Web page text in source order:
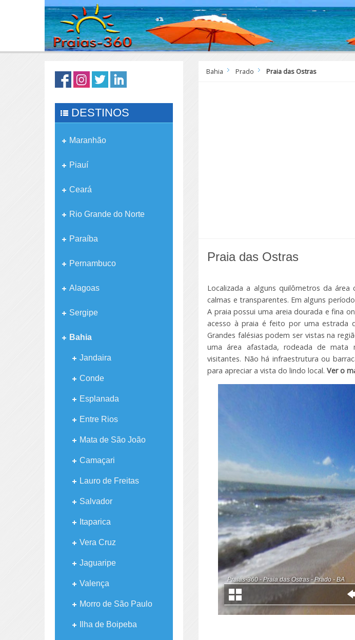
Bahia Prado Praia das Ostras
Praia das Ostras
Localizada a alguns quilômetros da
calmas e transparentes. Em alguns
A praia possui uma areia dourada e fina
acesso à praia é feito por uma estrada
Grandes falésias podem ser vistas na
uma área afastada, rodeada de mata
visitantes. Não há infraestrutura ou
para apreciar a vista do lindo local.Ver o
Praias-360 - Praia das Ostras - Prado - BA
DESTINOS
Maranhão
Piauí
Ceará
Rio Grande do Norte
Paraíba
Pernambuco
Alagoas
Sergipe
Bahia
Jandaira
Conde
Esplanada
Entre Rios
Mata de São João
Camaçari
Lauro de Freitas
Salvador
Itaparica
Vera Cruz
Jaguaripe
Valença
Morro de São Paulo
Ilha de Boipeba